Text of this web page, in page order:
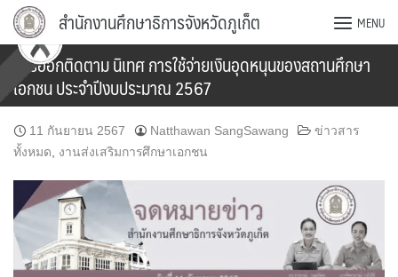
Skip
content
สำนักงานศึกษาธิการจังหวัดภูเก็ต MENU
การออกติดตาม นิเทศ การใช้จ่ายเงินอุดหนุนของสถานศึกษา
เอกชน ประจำปีงบประมาณ 2567
11 กันยายน 2567 Natthawan SangSawang
ข่าวสาร
ทั้งหมด
งานส่งเสริมการศึกษาเอกชน